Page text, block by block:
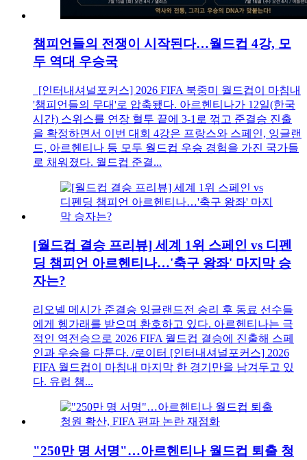
챔피언들의 전쟁이 시작된다…월드컵 4강, 모
두 역대 우승국
[인터내셔널포커스] 2026 FIFA 북중미 월드컵이 마침내
'챔피언들의 무대'로 압축됐다. 아르헨티나가 12일(한국
시간) 스위스를 연장 혈투 끝에 3-1로 꺾고 준결승 진출
을 확정하면서 이번 대회 4강은 프랑스와 스페인, 잉글랜
드, 아르헨티나 등 모두 월드컵 우승 경험을 가진 국가들
로 채워졌다. 월드컵 준결...
[월드컵 결승 프리뷰] 세계 1위 스페인 vs 디펜
딩 챔피언 아르헨티나…'축구 왕좌' 마지막 승
자는?
리오넬 메시가 준결승 잉글랜드전 승리 후 동료 선수들
에게 헹가래를 받으며 환호하고 있다. 아르헨티나는 극
적인 역전승으로 2026 FIFA 월드컵 결승에 진출해 스페
인과 우승을 다툰다. /로이터 [인터내셔널포커스] 2026
FIFA 월드컵이 마침내 마지막 한 경기만을 남겨두고 있
다. 유럽 챔...
"250만 명 서명"…아르헨티나 월드컵 퇴출 청